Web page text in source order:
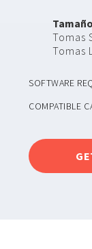
Tomas
Tomas
SOFTWARE
COMPATIBLE